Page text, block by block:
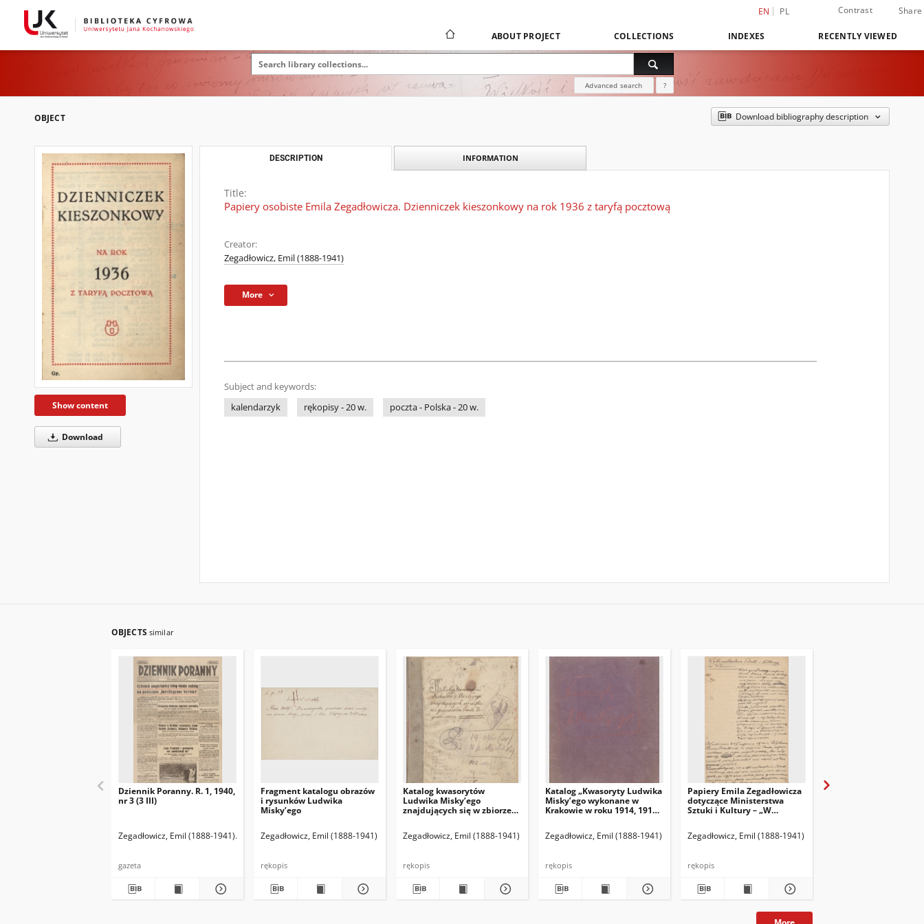
EN PL Contrast Share
ABOUT PROJECT COLLECTIONS INDEXES RECENTLY VIEWED
Advanced search ?
OBJECT Download bibliography description
Show content
Download
DESCRIPTION INFORMATION
Title:
Papiery osobiste Emila Zegadłowicza. Dzienniczek kieszonkowy na rok 1936 z taryfą pocztową
Creator:
Zegadłowicz, Emil (1888-1941)
More
Subject and keywords:
kalendarzyk
rękopisy - 20 w. poczta - Polska - 20 w.
OBJECTS similar
Dziennik Poranny. R. 1, 1940,
nr 3 (3 III)
Zegadłowicz, Emil (1888-1941) Reischer Leopold (red. naczelny) Hamann Bruno. Red. odpowiedzialny
gazeta
Fragment katalogu obrazów
i rysunków Ludwika
Misky’ego
Zegadłowicz, Emil (1888-1941)
rękopis
Katalog kwasorytów
Ludwika Misky’ego
znajdujących się w zbiorze
Zegadłowicz, Emil (1888-1941)
rękopis
Katalog „Kwasoryty Ludwika
Misky’ego wykonane w
Krakowie w roku 1914, 1915,
Zegadłowicz, Emil (1888-1941)
rękopis
Papiery Emila Zegadłowicza
dotyczące Ministerstwa
Sztuki i Kultury – „W
Zegadłowicz, Emil (1888-1941)
rękopis